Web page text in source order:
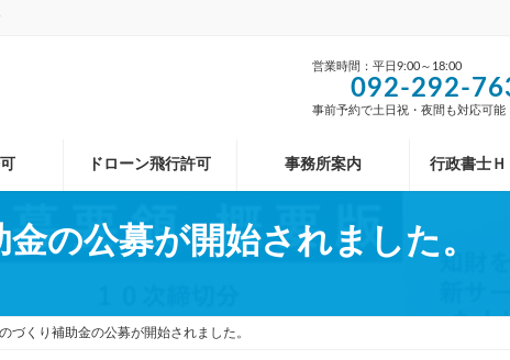
営業時間：平日9:00～18:00
092-292-
事前予約で土日祝・夜間も対応可能
ドローン飛行許可 事務所案内 行政書士
の公募が開始されました。
づくり補助金の公募が開始されました。